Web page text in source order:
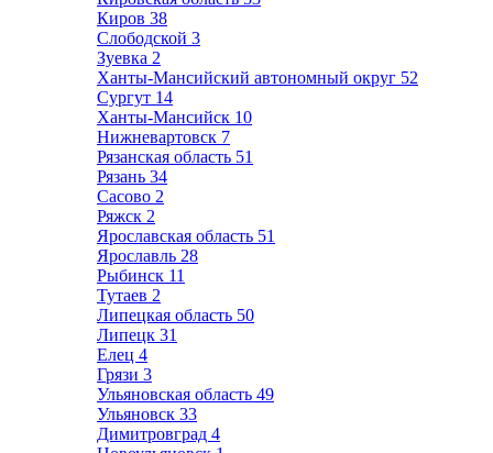
Киров 38
Слободской 3
Зуевка 2
Ханты-Мансийский автономный округ 52
Сургут 14
Ханты-Мансийск 10
Нижневартовск 7
Рязанская область 51
Рязань 34
Сасово 2
Ряжск 2
Ярославская область 51
Ярославль 28
Рыбинск 11
Тутаев 2
Липецкая область 50
Липецк 31
Елец 4
Грязи 3
Ульяновская область 49
Ульяновск 33
Димитровград 4